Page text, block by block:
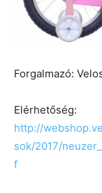
Forgalmazó:
Elérhetőség:
http://
sok/2017/
f